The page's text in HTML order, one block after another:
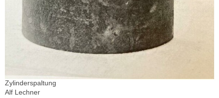
Zylinderspaltung
Alf Lechner